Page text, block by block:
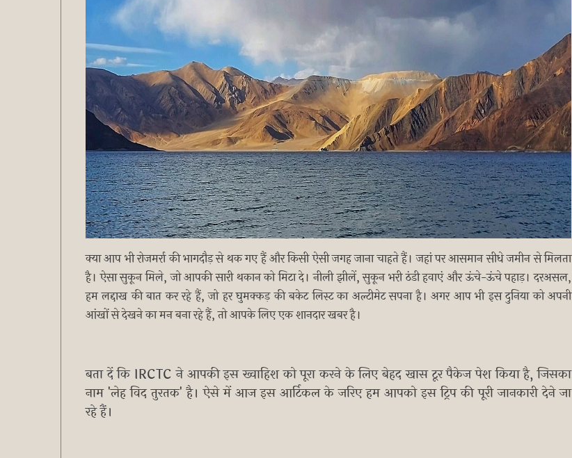
क्या आप भी रोजमर्रा की भागदौड़ से थक गए हैं और किसी ऐसी जगह जाना चाहते हैं। जहां पर आसमान सीधे जमीन से मिलता
है। ऐसा सुकून मिले, जो आपकी सारी थकान को मिटा दे। नीली झीलें, सुकून भरी ठंडी हवाएं और ऊंचे-ऊंचे पहाड़। दरअसल,
हम लद्दाख की बात कर रहे हैं, जो हर घुमक्कड़ की बकेट लिस्ट का अल्टीमेट सपना है। अगर आप भी इस दुनिया को अपनी
आंखों से देखने का मन बना रहे हैं, तो आपके लिए एक शानदार खबर है।
बता दें कि IRCTC ने आपकी इस ख्वाहिश को पूरा करने के लिए बेहद खास टूर पैकेज पेश किया है, जिसका
नाम 'लेह विद तुरतक' है। ऐसे में आज इस आर्टिकल के जरिए हम आपको इस ट्रिप की पूरी जानकारी देने जा
रहे हैं।